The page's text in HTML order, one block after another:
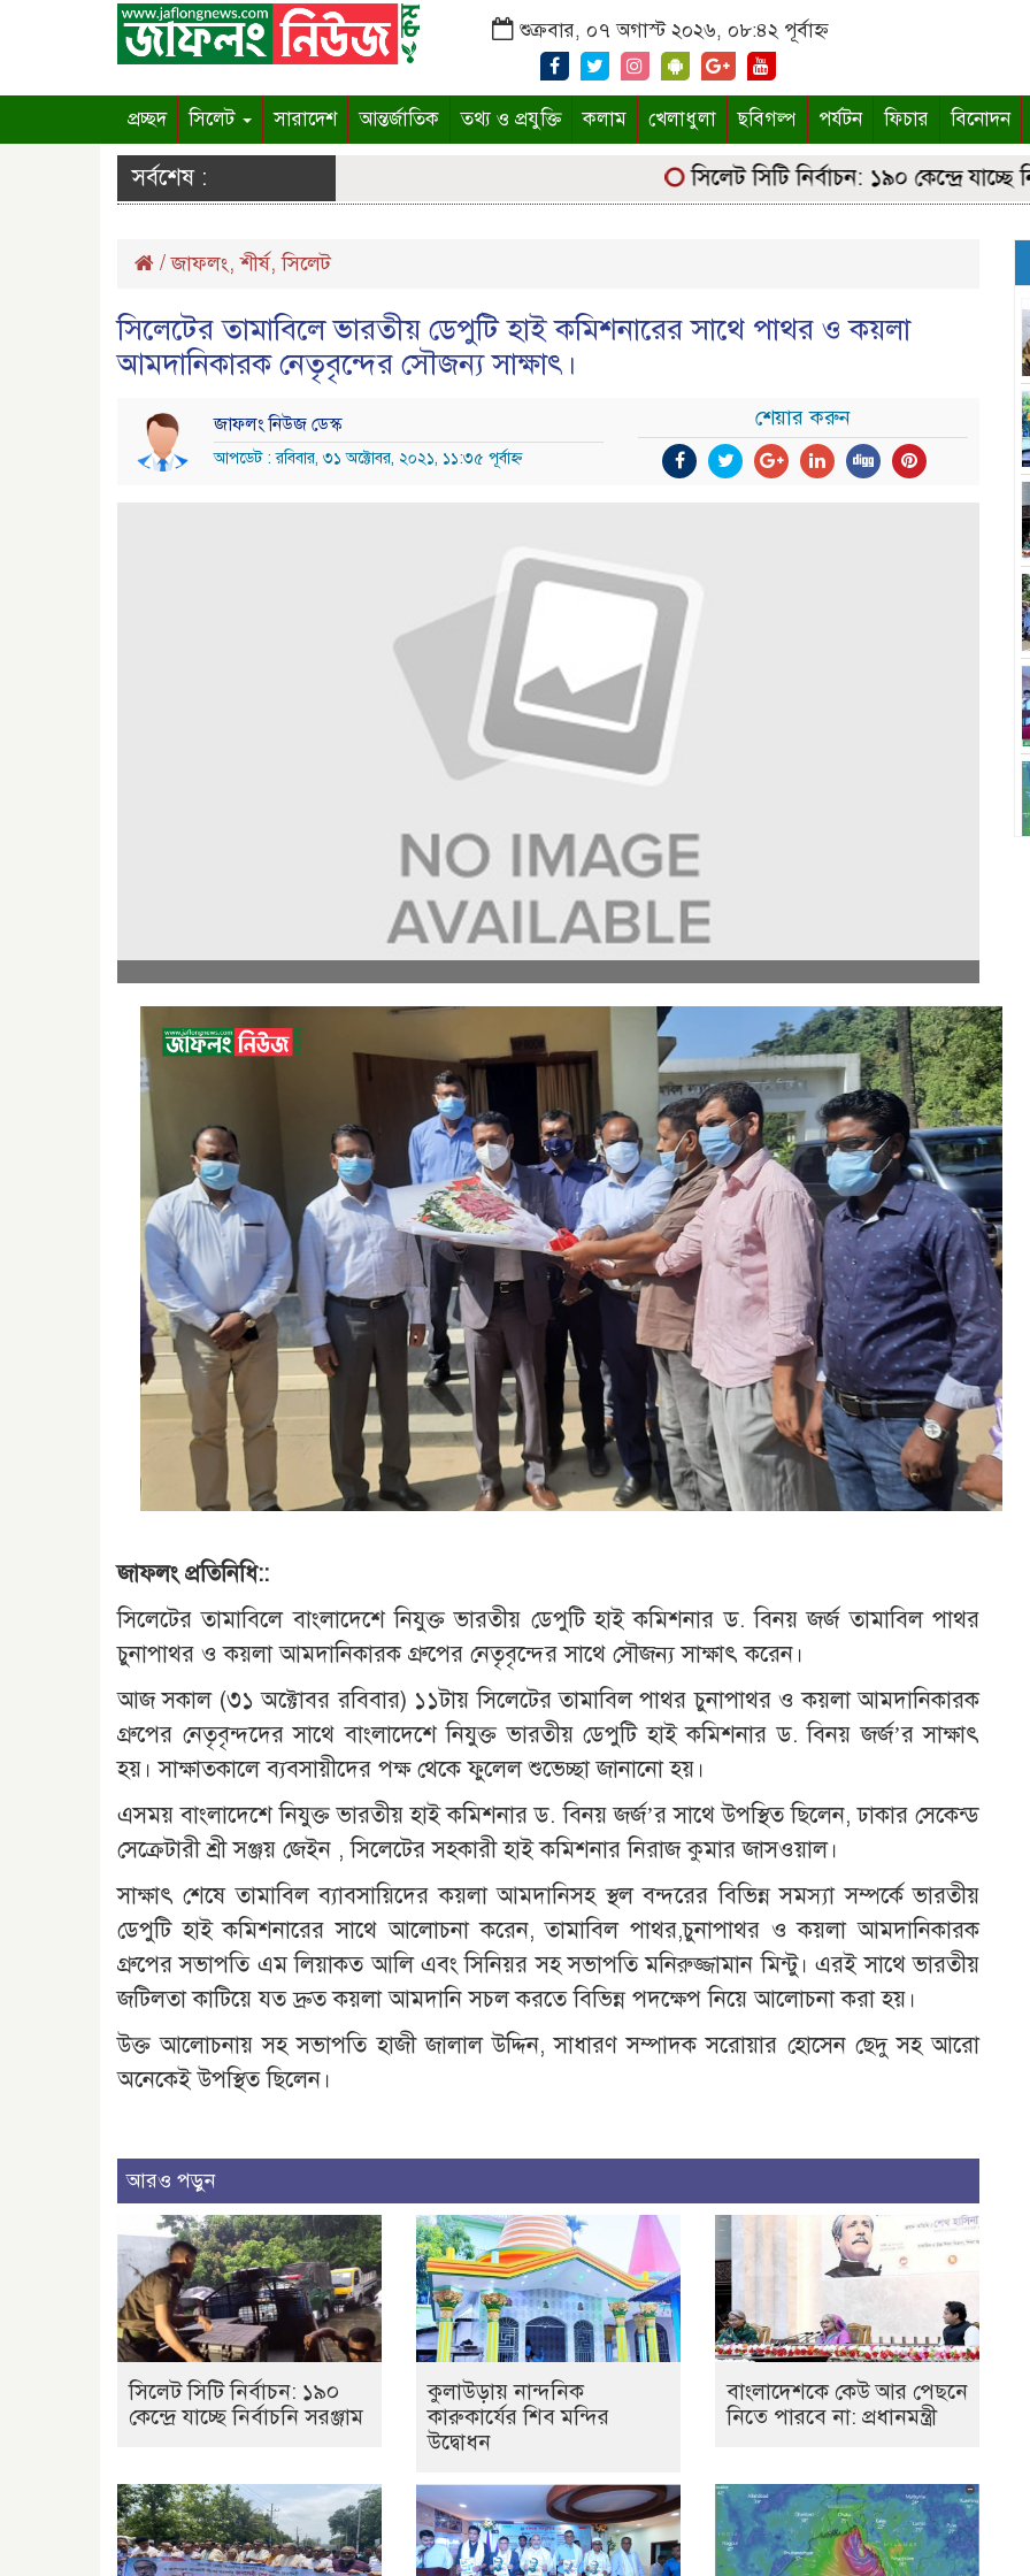
শুক্রবার, ০৭ অগাস্ট ২০২৬, ০৮:৪২ পূর্বাহ্ন
প্রচ্ছদ সিলেট সারাদেশ আন্তর্জাতিক তথ্য ও প্রযুক্তি কলাম খেলাধুলা ছবিগল্প পর্যটন ফিচার বিনোদন
সর্বশেষ : সিলেট সিটি নির্বাচন: ১৯০ কেন্দ্রে যাচ্ছে
/জাফলং,শীর্ষ,সিলেট
সিলেটের তামাবিলে ভারতীয় ডেপুটি হাই কমিশনারের সাথে পাথর ও কয়লা
আমদানিকারক নেতৃবৃন্দের সৌজন্য সাক্ষাৎ।
জাফলং নিউজ ডেস্ক
আপডেট : রবিবার, ৩১ অক্টোবর, ২০২১, ১১:৩৫ পূর্বাহ্ন
শেয়ার করুন
জাফলং প্রতিনিধি::
সিলেটের তামাবিলে বাংলাদেশে নিযুক্ত ভারতীয় ডেপুটি হাই কমিশনার ড. বিনয় জর্জ তামাবিল পাথর
চুনাপাথর ও কয়লা আমদানিকারক গ্রুপের নেতৃবৃন্দের সাথে সৌজন্য সাক্ষাৎ করেন।
আজ সকাল (৩১ অক্টোবর রবিবার) ১১টায় সিলেটের তামাবিল পাথর চুনাপাথর ও কয়লা আমদানিকারক
গ্রুপের নেতৃবৃন্দদের সাথে বাংলাদেশে নিযুক্ত ভারতীয় ডেপুটি হাই কমিশনার ড. বিনয় জর্জ’র সাক্ষাৎ
হয়। সাক্ষাতকালে ব্যবসায়ীদের পক্ষ থেকে ফুলেল শুভেচ্ছা জানানো হয়।
এসময় বাংলাদেশে নিযুক্ত ভারতীয় হাই কমিশনার ড. বিনয় জর্জ’র সাথে উপস্থিত ছিলেন, ঢাকার সেকেন্ড
সেক্রেটারী শ্রী সঞ্জয় জেইন , সিলেটের সহকারী হাই কমিশনার নিরাজ কুমার জাসওয়াল।
সাক্ষাৎ শেষে তামাবিল ব্যাবসায়িদের কয়লা আমদানিসহ স্থল বন্দরের বিভিন্ন সমস্যা সম্পর্কে ভারতীয়
ডেপুটি হাই কমিশনারের সাথে আলোচনা করেন, তামাবিল পাথর,চুনাপাথর ও কয়লা আমদানিকারক
গ্রুপের সভাপতি এম লিয়াকত আলি এবং সিনিয়র সহ সভাপতি মনিরুজ্জামান মিন্টু। এরই সাথে ভারতীয়
জটিলতা কাটিয়ে যত দ্রুত কয়লা আমদানি সচল করতে বিভিন্ন পদক্ষেপ নিয়ে আলোচনা করা হয়।
উক্ত আলোচনায় সহ সভাপতি হাজী জালাল উদ্দিন, সাধারণ সম্পাদক সরোয়ার হোসেন ছেদু সহ আরো
অনেকেই উপস্থিত ছিলেন।
আরও পড়ুন
সিলেট সিটি নির্বাচন: ১৯০
কেন্দ্রে যাচ্ছে নির্বাচনি সরঞ্জাম
কুলাউড়ায় নান্দনিক
কারুকার্যের শিব মন্দির
উদ্বোধন
বাংলাদেশকে কেউ আর পেছনে
নিতে পারবে না: প্রধানমন্ত্রী